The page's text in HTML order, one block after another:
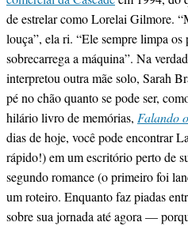
de estrelar como Lorelai Gilmore.
louça”, ela ri. “Ele sempre limpa os
sobrecarrega a máquina”. Na
interpretou outra mãe solo, Sarah
pé no chão quanto se pode ser,
hilário livro de memórias, Falando
dias de hoje, você pode encontrar
rápido!) em um escritório perto de
segundo romance (o primeiro foi
um roteiro. Enquanto faz piadas
sobre sua jornada até agora —